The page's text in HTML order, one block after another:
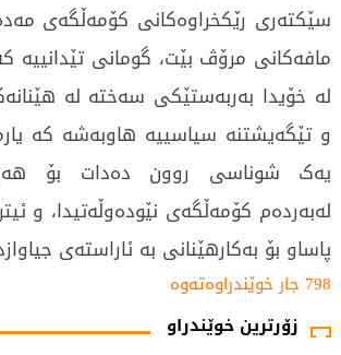
سێکتەری رێکخراوەکانی کۆمەڵگەی
مافەکانی مرۆڤ بێت، گومانی
لە خۆیدا بەربەستێکی سەختە لە
و تێگەیشتنە سیاسییە هاوبەشە کە
یەک شوناسی روون دەدات بۆ
لەبەردەم کۆمەڵگەی نێودەوڵەتیدا، و
پاساو بۆ بەکارهێنانی بە ئاراستەی
798 جار خوێندراوەتەوە
زۆرترین خوێندراو